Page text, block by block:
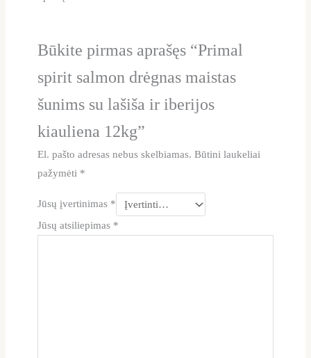
Būkite pirmas aprašęs “Primal
spirit salmon drėgnas maistas
šunims su lašiša ir iberijos
kiauliena 12kg”
El. pašto adresas nebus skelbiamas. Būtini laukeliai
pažymėti *
Jūsų įvertinimas *
Jūsų atsiliepimas *